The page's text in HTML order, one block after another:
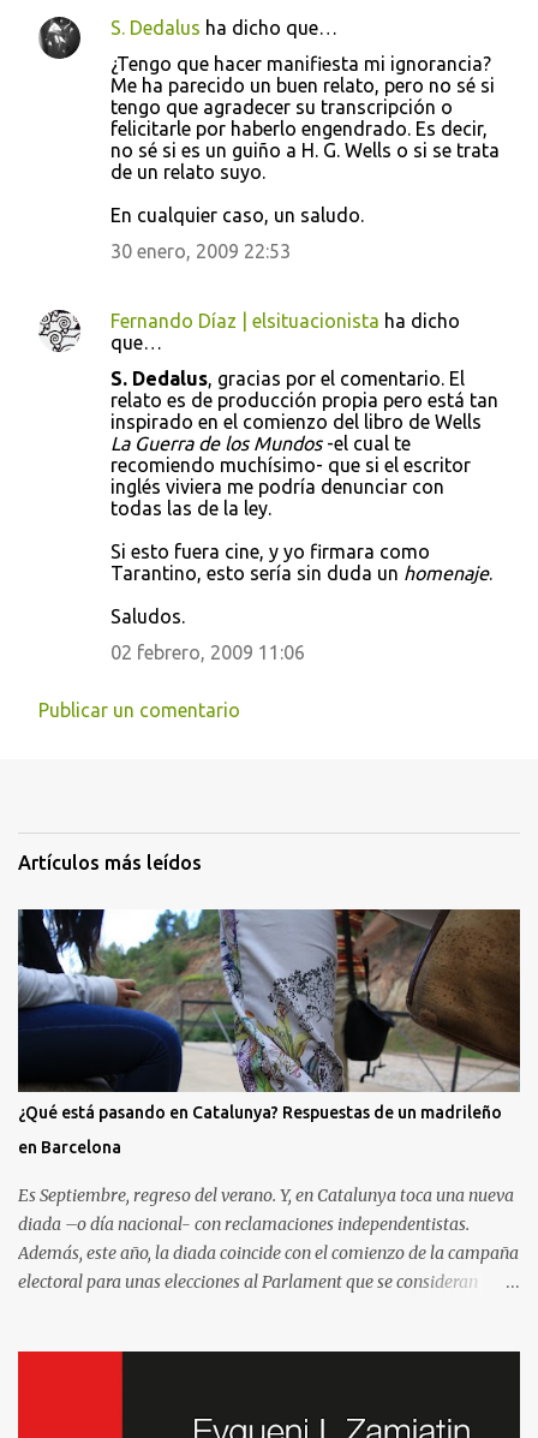
S. Dedalus ha dicho que…
¿Tengo que hacer manifiesta mi ignorancia?
Me ha parecido un buen relato, pero no sé si
tengo que agradecer su transcripción o
felicitarle por haberlo engendrado. Es decir,
no sé si es un guiño a H. G. Wells o si se trata
de un relato suyo.
En cualquier caso, un saludo.
30 enero, 2009 22:53
Fernando Díaz | elsituacionista ha dicho
que…
S. Dedalus, gracias por el comentario. El
relato es de producción propia pero está tan
inspirado en el comienzo del libro de Wells
La Guerra de los Mundos-el cual te
recomiendo muchísimo- que si el escritor
inglés viviera me podría denunciar con
todas las de la ley.
Si esto fuera cine, y yo firmara como
Tarantino, esto sería sin duda un homenaje.
Saludos.
02 febrero, 2009 11:06
Publicar un comentario
Artículos más leídos
¿Qué está pasando en Catalunya? Respuestas de un madrileño
en Barcelona
Es Septiembre, regreso del verano. Y, en Catalunya toca una nueva
diada –o día nacional- con reclamaciones independentistas.
Además, este año, la diada coincide con el comienzo de la campaña
electoral para unas elecciones al Parlament que se consideran
que aprovechan tenerme cerca para saber más de la situación. Así